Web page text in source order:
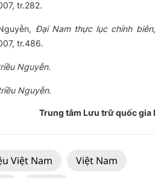
tr.282.
Đại Nam thực lục chính biên,
tr.486.
Nguyễn.
Nguyễn.
Trung tâm Lưu trữ quốc gia I
Việt Nam
Việt Nam